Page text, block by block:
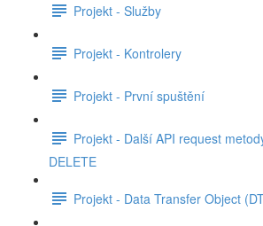
Projekt - Služby
Projekt - Kontrolery
Projekt - První spuštění
Projekt - Další API request
DELETE
Projekt - Data Transfer Object